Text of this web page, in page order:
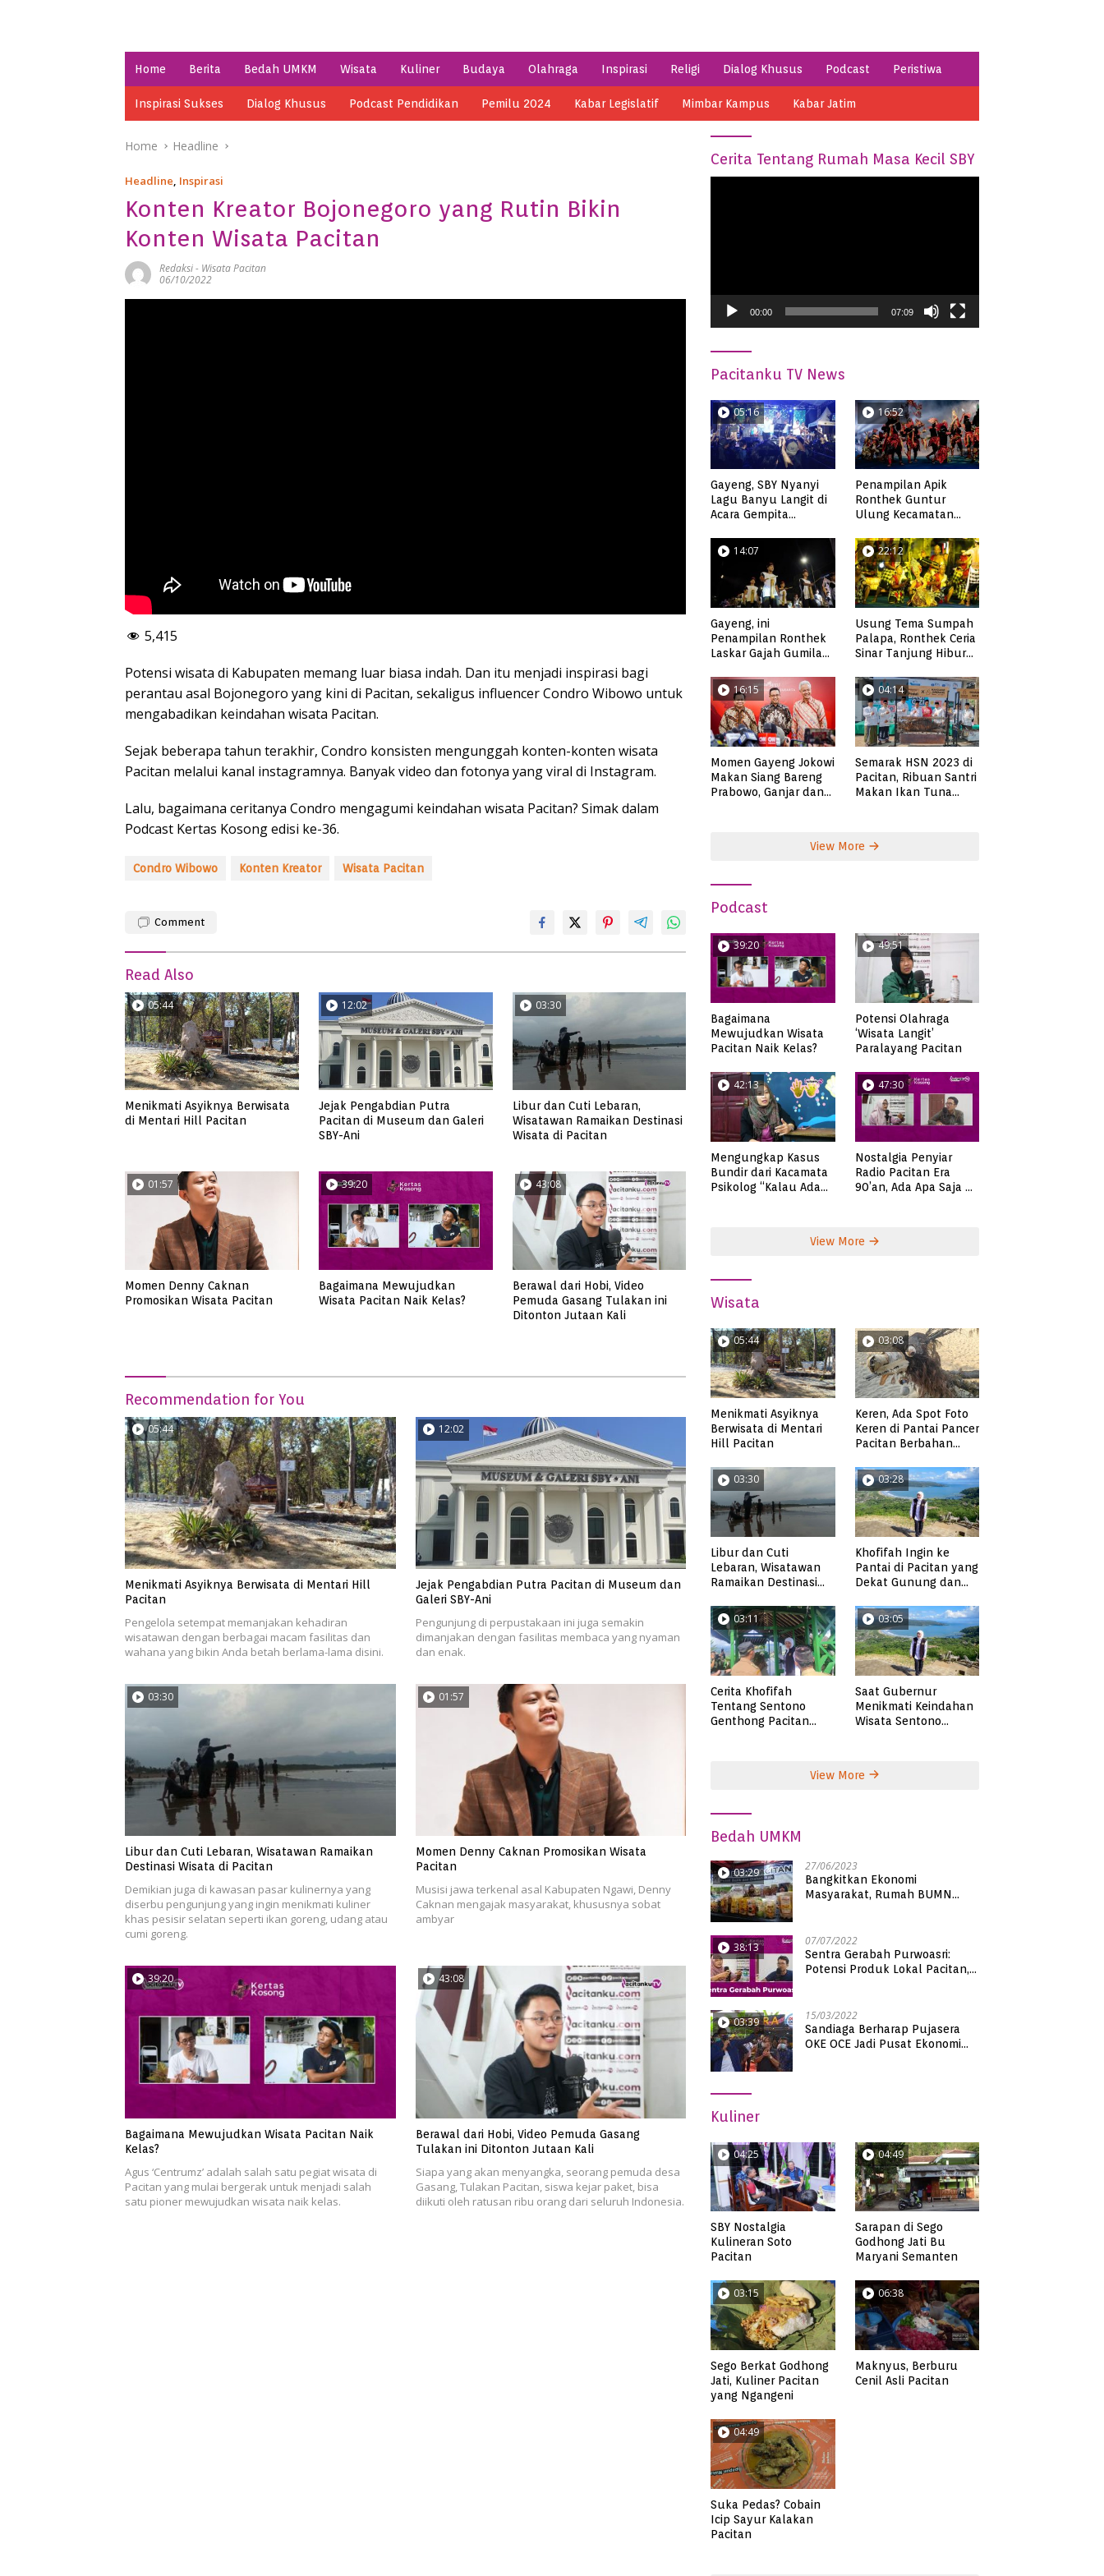
Home Berita Bedah UMKM Wisata Kuliner Budaya Olahraga Inspirasi Religi Dialog Khusus Podcast Peristiwa
Inspirasi Sukses Dialog Khusus Podcast Pendidikan Pemilu 2024 Kabar Legislatif Mimbar Kampus Kabar Jatim
Home Headline
Headline, Inspirasi
Konten Kreator Bojonegoro yang Rutin Bikin
Konten Wisata Pacitan
Redaksi- Wisata Pacitan
06/10/2022
5,415
Potensi wisata di Kabupaten memang luar biasa indah. Dan itu menjadi inspirasi bagi
perantau asal Bojonegoro yang kini di Pacitan, sekaligus influencer Condro Wibowo untuk
mengabadikan keindahan wisata Pacitan.
Sejak beberapa tahun terakhir, Condro konsisten mengunggah konten-konten wisata
Pacitan melalui kanal instagramnya. Banyak video dan fotonya yang viral di Instagram.
Lalu, bagaimana ceritanya Condro mengagumi keindahan wisata Pacitan? Simak dalam
Podcast Kertas Kosong edisi ke-36.
Condro Wibowo Konten Kreator Wisata Pacitan
Comment
Read Also
05:44
Menikmati Asyiknya Berwisata
di Mentari Hill Pacitan
12:02
Jejak Pengabdian Putra
Pacitan di Museum dan Galeri
SBY-Ani
03:30
Libur dan Cuti Lebaran,
Wisatawan Ramaikan Destinasi
Wisata di Pacitan
01:57
Momen Denny Caknan
Promosikan Wisata Pacitan
39:20
Bagaimana Mewujudkan
Wisata Pacitan Naik Kelas?
43:08
Berawal dari Hobi, Video
Pemuda Gasang Tulakan ini
Ditonton Jutaan Kali
Recommendation for You
05:44
Menikmati Asyiknya Berwisata di Mentari Hill
Pacitan
Pengelola setempat memanjakan kehadiran
wisatawan dengan berbagai macam fasilitas dan
wahana yang bikin Anda betah berlama-lama disini.
12:02
Jejak Pengabdian Putra Pacitan di Museum dan
Galeri SBY-Ani
Pengunjung di perpustakaan ini juga semakin
dimanjakan dengan fasilitas membaca yang nyaman
dan enak.
03:30
Libur dan Cuti Lebaran, Wisatawan Ramaikan
Destinasi Wisata di Pacitan
Demikian juga di kawasan pasar kulinernya yang
diserbu pengunjung yang ingin menikmati kuliner
khas pesisir selatan seperti ikan goreng, udang atau
cumi goreng.
01:57
Momen Denny Caknan Promosikan Wisata
Pacitan
Musisi jawa terkenal asal Kabupaten Ngawi, Denny
Caknan mengajak masyarakat, khususnya sobat
ambyar
39:20
Bagaimana Mewujudkan Wisata Pacitan Naik
Kelas?
Agus ‘Centrumz’ adalah salah satu pegiat wisata di
Pacitan yang mulai bergerak untuk menjadi salah
satu pioner mewujudkan wisata naik kelas.
43:08
Berawal dari Hobi, Video Pemuda Gasang
Tulakan ini Ditonton Jutaan Kali
Siapa yang akan menyangka, seorang pemuda desa
Gasang, Tulakan Pacitan, siswa kejar paket, bisa
diikuti oleh ratusan ribu orang dari seluruh Indonesia.
Cerita Tentang Rumah Masa Kecil SBY
00:00 07:09
Pacitanku TV News
05:16
Gayeng, SBY Nyanyi
Lagu Banyu Langit di
Acara Gempita
16:52
Penampilan Apik
Ronthek Guntur
Ulung Kecamatan
14:07
Gayeng, ini
Penampilan Ronthek
Laskar Gajah Gumilap
22:12
Usung Tema Sumpah
Palapa, Ronthek Ceria
Sinar Tanjung Hibur
FRP 2023
16:15
Momen Gayeng Jokowi
Makan Siang Bareng
Prabowo, Ganjar dan
04:14
Semarak HSN 2023 di
Pacitan, Ribuan Santri
Makan Ikan Tuna
View More
Podcast
39:20
Bagaimana
Mewujudkan Wisata
Pacitan Naik Kelas?
49:51
Potensi Olahraga
‘Wisata Langit’
Paralayang Pacitan
42:13
Mengungkap Kasus
Bundir dari Kacamata
Psikolog “Kalau Ada
47:30
Nostalgia Penyiar
Radio Pacitan Era
90’an, Ada Apa Saja di
View More
Wisata
05:44
Menikmati Asyiknya
Berwisata di Mentari
Hill Pacitan
03:08
Keren, Ada Spot Foto
Keren di Pantai Pancer
Pacitan Berbahan
03:30
Libur dan Cuti
Lebaran, Wisatawan
Ramaikan Destinasi
03:28
Khofifah Ingin ke
Pantai di Pacitan yang
Dekat Gunung dan
Pangasan?
03:11
Cerita Khofifah
Tentang Sentono
Genthong Pacitan
03:05
Saat Gubernur
Menikmati Keindahan
Wisata Sentono
View More
Bedah UMKM
03:29 27/06/2023
Bangkitkan Ekonomi
Masyarakat, Rumah BUMN
38:13 07/07/2022
Sentra Gerabah Purwoasri:
Potensi Produk Lokal Pacitan,
03:39 15/03/2022
Sandiaga Berharap Pujasera
OKE OCE Jadi Pusat Ekonomi
Kuliner
04:25
SBY Nostalgia
Kulineran Soto
Pacitan
04:49
Sarapan di Sego
Godhong Jati Bu
Maryani Semanten
03:15
Sego Berkat Godhong
Jati, Kuliner Pacitan
yang Ngangeni
06:38
Maknyus, Berburu
Cenil Asli Pacitan
04:49
Suka Pedas? Cobain
Icip Sayur Kalakan
Pacitan